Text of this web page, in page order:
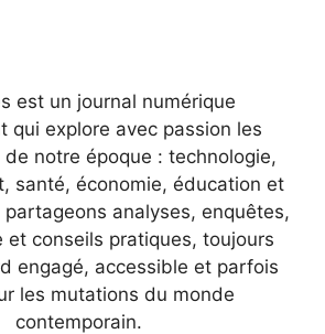
est un journal numérique
qui explore avec passion les
notre époque : technologie,
santé, économie, éducation et
analyses, enquêtes,
et conseils pratiques, toujours
engagé, accessible et parfois
les mutations du monde
contemporain.